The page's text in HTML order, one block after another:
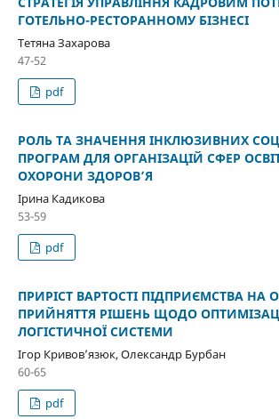
ГОТЕЛЬНО-РЕСТОРАННОМУ БІЗНЕСІ
Тетяна Захарова
47-52
pdf
РОЛЬ ТА ЗНАЧЕННЯ ІНКЛЮЗИВНИХ
ПРОГРАМ ДЛЯ ОРГАНІЗАЦІЙ СФЕР
ОХОРОНИ ЗДОРОВ’Я
Ірина Кадикова
53-59
pdf
ПРИРІСТ ВАРТОСТІ ПІДПРИЄМСТВА НА
ПРИЙНЯТТЯ РІШЕНЬ ЩОДО
ЛОГІСТИЧНОЇ СИСТЕМИ
Ігор Кривов’язюк, Олександр Бурбан
60-65
pdf